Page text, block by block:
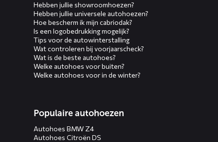
Hebben jullie showroomhoezen?
Hebben jullie universele autohoezen?
Hoe bescherm ik mijn cabriodak?
Is een logobedrukking mogelijk?
Tips voor de autowinterstalling
Wat controleren bij voorjaarscheck?
Wat is de beste autohoes?
Welke autohoes voor buiten?
Welke autohoes voor in de winter?
Populaire autohoezen
Autohoes BMW Z4
Autohoes Citroën DS